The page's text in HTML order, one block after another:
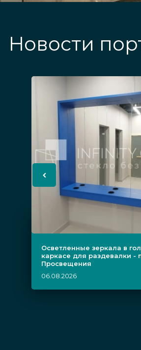
Новости
Осветленные зеркала в
каркасе для раздевалки -
Просвещения
06.08.2026